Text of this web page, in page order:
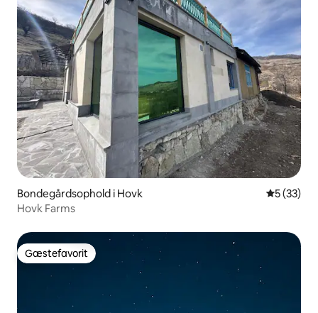
Bondegårdsophold i Hovk 5 ud af 5 i
5 (33)
Hovk Farms
Gæstefavorit
Gæstefavorit